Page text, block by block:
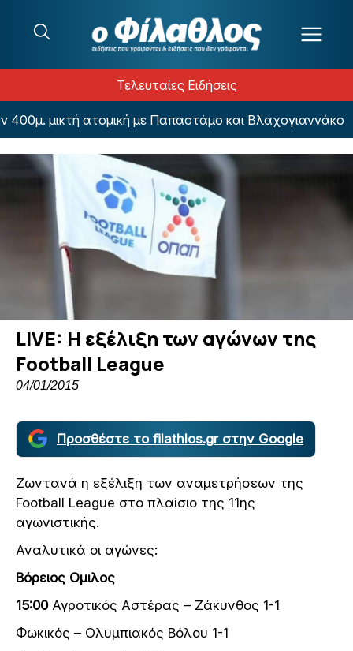
Τελευταίες Ειδήσεις
μικτή ατομική με Παπαστάμο και Βλαχογιαννάκο
LIVE: Η εξέλιξη των αγώνων της
Football League
04/01/2015
Προσθέστε το filathlos.gr στην Google
Zωντανά η εξέλιξη των αναμετρήσεων της
Football League στο πλαίσιο της 11ης
αγωνιστικής.
Αναλυτικά οι αγώνες:
Βόρειος Ομιλος
15:00Αγροτικός Αστέρας – Ζάκυνθος 1-1
Φωκικός – Ολυμπιακός Βόλου 1-1